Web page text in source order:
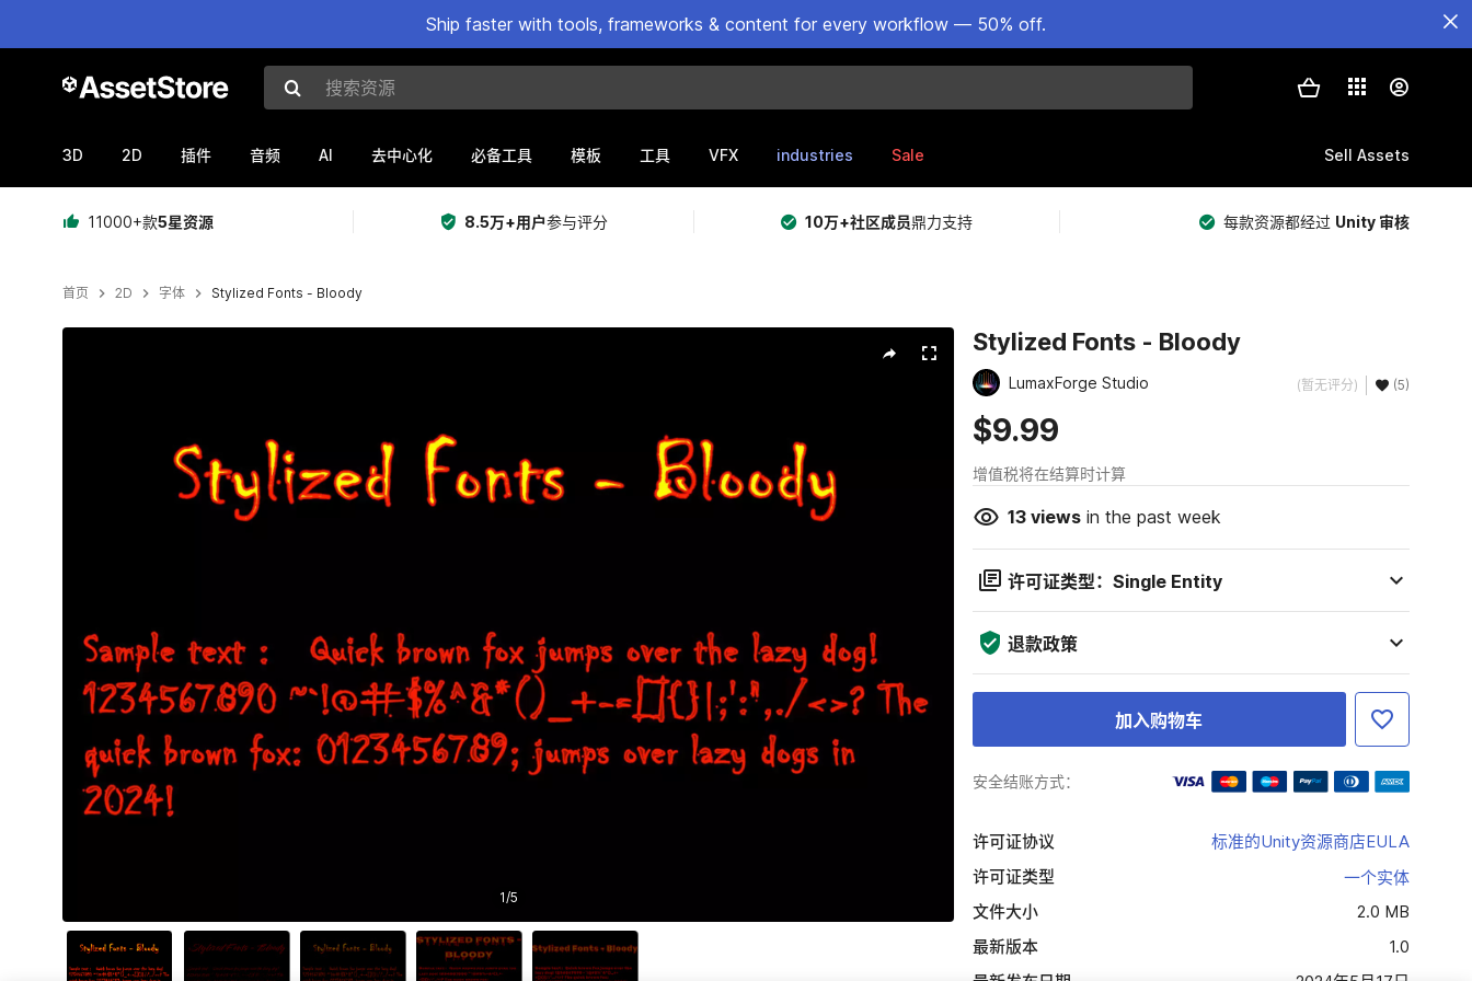
Ship faster with tools, frameworks & content for every workflow — 50% off.
搜索资源
3D 2D 插件 音频 AI 去中心化 必备工具 模板 工具 VFX industries Sale Sell Assets
11000+款5星资源 8.5万+用户参与评分 10万+社区成员鼎力支持 每款资源都经过 Unity 审核
首页 2D 字体 Stylized Fonts - Bloody
1/5
Stylized Fonts - Bloody
LumaxForge Studio (暂无评分) (5)
$9.99
增值税将在结算时计算
13viewsin the past week
许可证类型：Single Entity
退款政策
加入购物车
安全结账方式：
许可证协议
标准的Unity资源商店EULA
许可证类型
一个实体
文件大小
2.0 MB
最新版本
1.0